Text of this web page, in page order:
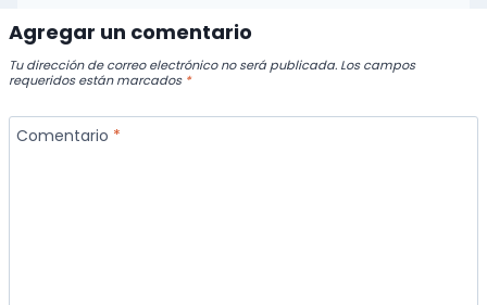
Agregar un comentario
Tu dirección de correo electrónico no será publicada. Los campos
requeridos están marcados *
Comentario *